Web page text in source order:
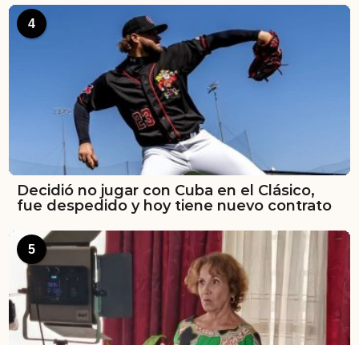
4
Decidió no jugar con Cuba en el Clásico,
fue despedido y hoy tiene nuevo contrato
5